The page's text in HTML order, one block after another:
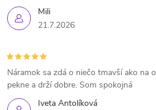
Mili
21.7.2026
Iveta Antolíková
Náramok sa zdá o niečo tmavší ako na
pekne a drží dobre. Som spokojná